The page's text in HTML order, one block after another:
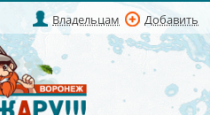
Владельцам Добавить